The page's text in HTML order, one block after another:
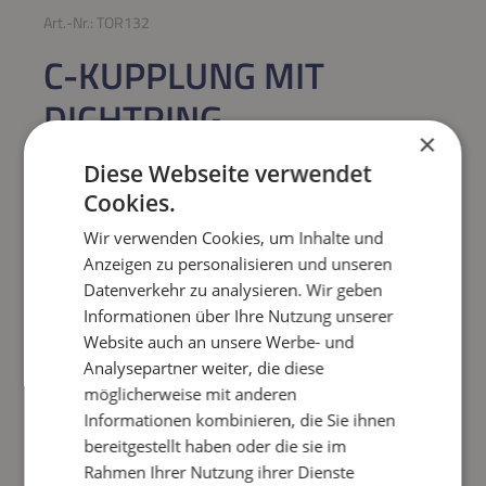
Art.-Nr.:TOR132
C-KUPPLUNG MIT
DICHTRING
Regulärer Preis:
18,79 €
Preise inkl. MwSt. zzgl. Versandkosten
Sofort verfügbar,Lieferzeit: 5-7 days
Produkt Anzahl: Gib den gewünschten
IN DEN WARENKORB
Frage zum Artikel
×
Diese Webseite verwendet
Cookies.
Wir verwenden Cookies, um Inhalte und
Anzeigen zu personalisieren und unseren
Datenverkehr zu analysieren. Wir geben
Informationen über Ihre Nutzung unserer
Website auch an unsere Werbe- und
Analysepartner weiter, die diese
möglicherweise mit anderen
Informationen kombinieren, die Sie ihnen
bereitgestellt haben oder die sie im
Rahmen Ihrer Nutzung ihrer Dienste